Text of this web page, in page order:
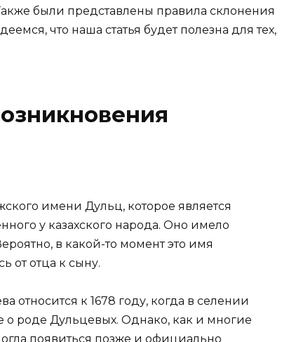
были представлены правила склонения
что наша статья будет полезна для тех,
имени Дульц, которое является
у казахского народа. Оно имело
в какой-то момент это имя
от отца к сыну.
к 1678 году, когда в селении
роде Дульцевых. Однако, как и многие
появиться позже и официально